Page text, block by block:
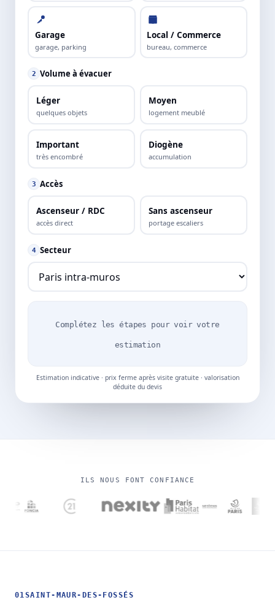
Garage
garage, parking
Local / Commerce
bureau, commerce
2 Volume à évacuer
Léger
quelques objets
Moyen
logement meublé
Important
très encombré
Diogène
accumulation
3 Accès
Ascenseur / RDC
accès direct
Sans ascenseur
portage escaliers
4 Secteur
Complétez les étapes pour voir votre
estimation
Estimation indicative · prix ferme après visite gratuite · valorisation
déduite du devis
ILS NOUS FONT CONFIANCE
01SAINT-MAUR-DES-FOSSÉS